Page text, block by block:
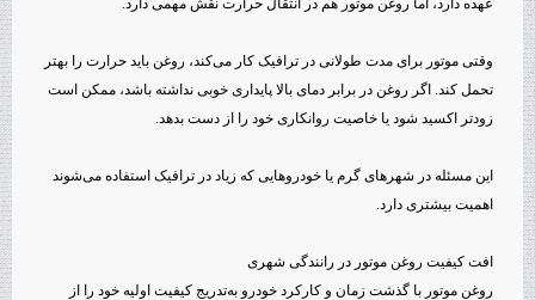
وقتی موتور برای مدت طولانی در ترافیک کار می‌کند، روغن باید حرارت را بهتر
تحمل کند. اگر روغن در برابر دمای بالا پایداری خوبی نداشته باشد، ممکن است
زودتر اکسید شود یا خاصیت روانکاری خود را از دست بدهد.
این مسئله در شهرهای گرم یا خودروهایی که زیاد در ترافیک استفاده می‌شوند
اهمیت بیشتری دارد.
افت کیفیت روغن موتور در رانندگی شهری
روغن موتور با گذشت زمان و کارکرد خودرو به‌تدریج کیفیت اولیه خود را از